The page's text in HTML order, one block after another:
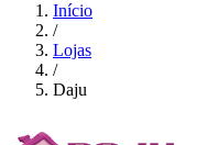
Início
/
Lojas
/
Daju